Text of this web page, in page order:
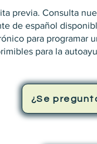
previa. Consulta
de español
para programar
para la
¿Se